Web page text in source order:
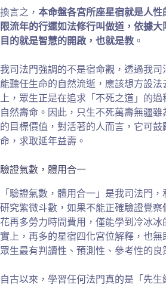
換言之， 本命盤各宮所座星宿就是人
限流年的行運如法修行叫做道，依據
目的就是智慧的開啟，也就是教 。
我司法門強調的不是宿命觀，透過我
能聽任生命的自然流逝，應該想方設
上，眾生正是在追求「不死之道」的
自然壽命。因此，只生不死萬壽無疆
的目標價值，對活著的人而言，它可
命，求取延年益壽。
驗證氣數，體用合一
「驗證氣數，體用合一」是我司法門
研究紫微斗數，如果不能正確驗證覺察
花再多勞力時間費用，僅能學到冷冰
實上，再多的星宿四化宮位解釋，也
眾生最有判讀性、預測性、參考性的良
自古以來，學習任何法門真的是「先